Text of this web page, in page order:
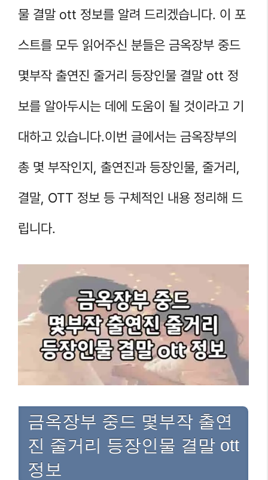
물 결말 ott 정보를 알려 드리겠습니다. 이 포
스트를 모두 읽어주신 분들은 금옥장부 중드
몇부작 출연진 줄거리 등장인물 결말 ott 정
보를 알아두시는 데에 도움이 될 것이라고 기
대하고 있습니다.이번 글에서는 금옥장부의
총 몇 부작인지, 출연진과 등장인물, 줄거리,
결말, OTT 정보 등 구체적인 내용 정리해 드
립니다.
금옥장부 중드 몇부작 출연
진 줄거리 등장인물 결말 ott
정보